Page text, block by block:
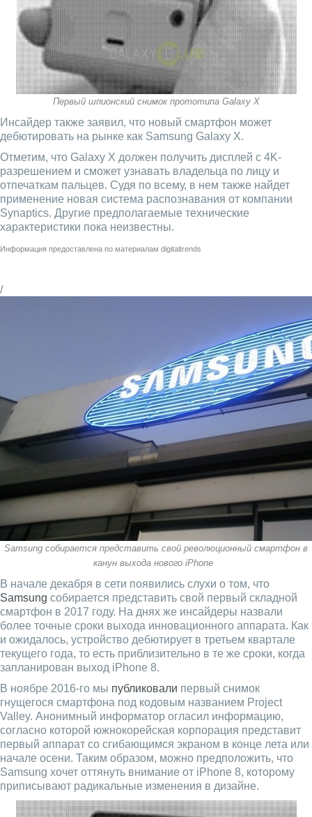
Первый шпионский снимок прототипа Galaxy X
Инсайдер также заявил, что новый смартфон может
дебютировать на рынке как Samsung Galaxy X.
Отметим, что Galaxy X должен получить дисплей с 4K-
разрешением и сможет узнавать владельца по лицу и
отпечаткам пальцев. Судя по всему, в нем также найдет
применение новая система распознавания от компании
Synaptics. Другие предполагаемые технические
характеристики пока неизвестны.
Информация предоставлена по материалам digitaltrends
/
Samsung собирается представить свой революционный смартфон в
канун выхода нового iPhone
В начале декабря в сети появились слухи о том, что
Samsung собирается представить свой первый складной
смартфон в 2017 году. На днях же инсайдеры назвали
более точные сроки выхода инновационного аппарата. Как
и ожидалось, устройство дебютирует в третьем квартале
текущего года, то есть приблизительно в те же сроки, когда
запланирован выход iPhone 8.
В ноябре 2016-го мы публиковали первый снимок
гнущегося смартфона под кодовым названием Project
Valley. Анонимный информатор огласил информацию,
согласно которой южнокорейская корпорация представит
первый аппарат со сгибающимся экраном в конце лета или
начале осени. Таким образом, можно предположить, что
Samsung хочет оттянуть внимание от iPhone 8, которому
приписывают радикальные изменения в дизайне.